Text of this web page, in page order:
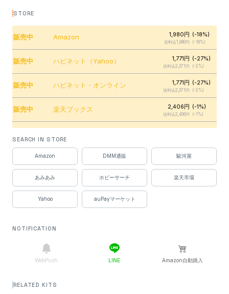
STORE
販売中 Amazon 1,980円
送料込1,980円
(-18%)
(-18%)
販売中 ハピネット（Yahoo） 1,771円
送料込2,371円
(-27%)
(-2%)
販売中 ハピネット・オンライン 1,771円
送料込2,371円
(-27%)
(-2%)
販売中 楽天ブックス 2,406円
送料込2,406円
(-1%)
(-1%)
ビックカメラ.com 2,420円
でじたみん 1,800円
送料込2,430円
(-26%)
(0%)
販売中 Joshin
販売中 ムラウチ
1,936円
送料込2,596円 (+7%)
SEARCH IN STORE
Amazon DMM通販 駿河屋
あみあみ ホビーサーチ 楽天市場
Yahoo auPayマーケット
NOTIFICATION
WebPush LINE Amazon自動購入
RELATED KITS